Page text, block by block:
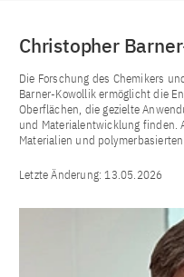
Christopher
Die Forschung des Chemikers
Barner-Kowollik ermöglicht die
Oberflächen, die gezielte
und Materialentwicklung finden.
Materialien und
Letzte Änderung:13.05.2026